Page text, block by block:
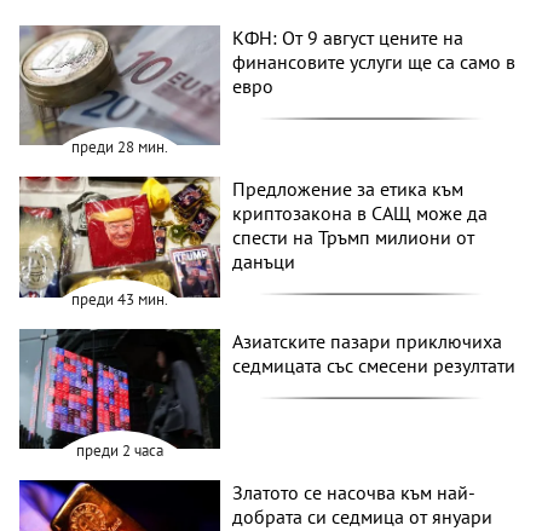
преди 28 мин.
КФН: От 9 август цените на
финансовите услуги ще са само в
евро
преди 43 мин.
Предложение за етика към
криптозакона в САЩ може да
спести на Тръмп милиони от
данъци
преди 2 часа
Азиатските пазари приключиха
седмицата със смесени резултати
Златото се насочва към най-
добрата си седмица от януари